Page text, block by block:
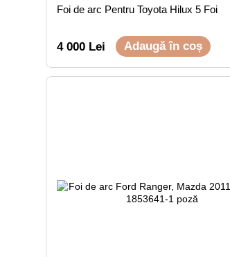
Foi de arc Pentru Toyota Hilux 5 Foi
4 000 Lei Adaugă în coș